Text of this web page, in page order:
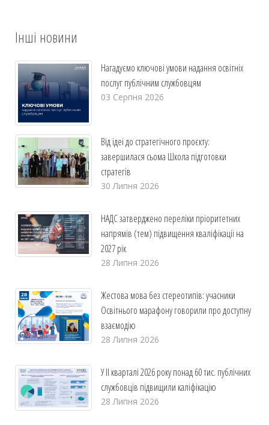
Інші новини
Нагадуємо ключові умови надання освітніх
послуг публічним службовцям
03 Серпня 2026
Від ідеї до стратегічного проєкту:
завершилася сьома Школа підготовки
стратегів
30 Липня 2026
НАДС затверджено переліки пріоритетних
напрямів (тем) підвищення кваліфікації на
2027 рік
28 Липня 2026
Жестова мова без стереотипів: учасники
Освітнього марафону говорили про доступну
взаємодію
28 Липня 2026
У ІІ кварталі 2026 року понад 60 тис. публічних
службовців підвищили каліфікацію
28 Липня 2026